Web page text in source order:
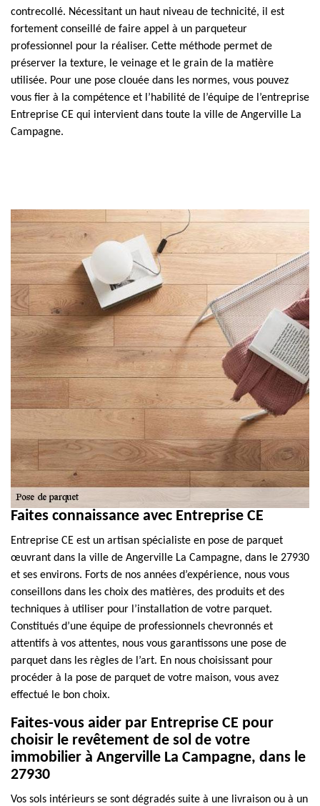
contrecollé. Nécessitant un haut niveau de technicité, il est
fortement conseillé de faire appel à un parqueteur
professionnel pour la réaliser. Cette méthode permet de
préserver la texture, le veinage et le grain de la matière
utilisée. Pour une pose clouée dans les normes, vous pouvez
vous fier à la compétence et l’habilité de l’équipe de l’entreprise
Entreprise CE qui intervient dans toute la ville de Angerville La
Campagne.
Faites connaissance avec Entreprise CE
Entreprise CE est un artisan spécialiste en pose de parquet
œuvrant dans la ville de Angerville La Campagne, dans le 27930
et ses environs. Forts de nos années d’expérience, nous vous
conseillons dans les choix des matières, des produits et des
techniques à utiliser pour l’installation de votre parquet.
Constitués d’une équipe de professionnels chevronnés et
attentifs à vos attentes, nous vous garantissons une pose de
parquet dans les règles de l’art. En nous choisissant pour
procéder à la pose de parquet de votre maison, vous avez
effectué le bon choix.
Faites-vous aider par Entreprise CE pour
choisir le revêtement de sol de votre
immobilier à Angerville La Campagne, dans le
27930
Vos sols intérieurs se sont dégradés suite à une livraison ou à un